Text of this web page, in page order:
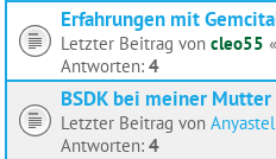
Erfahrungen mit
Letzter Beitrag von cleo55 «
Antworten: 4
BSDK bei meiner Mutter
Letzter Beitrag von Anyastel
Antworten: 4